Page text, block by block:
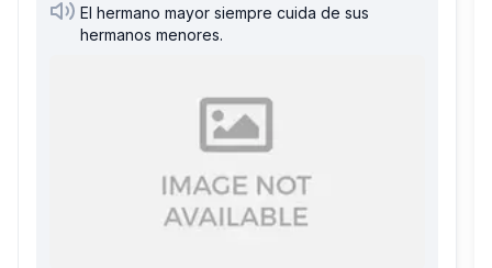
El hermano mayor siempre cuida de sus
hermanos menores.